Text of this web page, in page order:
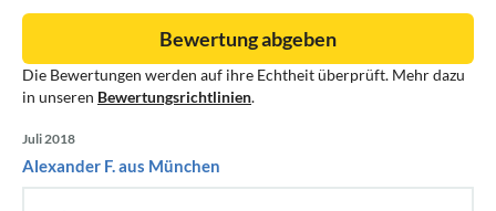
Die Bewertungen werden auf ihre Echtheit überprüft. Mehr dazu
in unseren Bewertungsrichtlinien.
Bewertung abgeben
Juli 2018
Alexander F. aus München